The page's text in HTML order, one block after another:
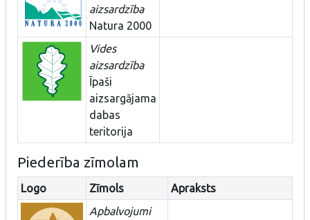
aizsardzība
Natura 2000
Vides
aizsardzība
Īpaši
aizsargājama
dabas
teritorija
Piederība zīmolam
Logo Zīmols
Apraksts
Apbalvojumi